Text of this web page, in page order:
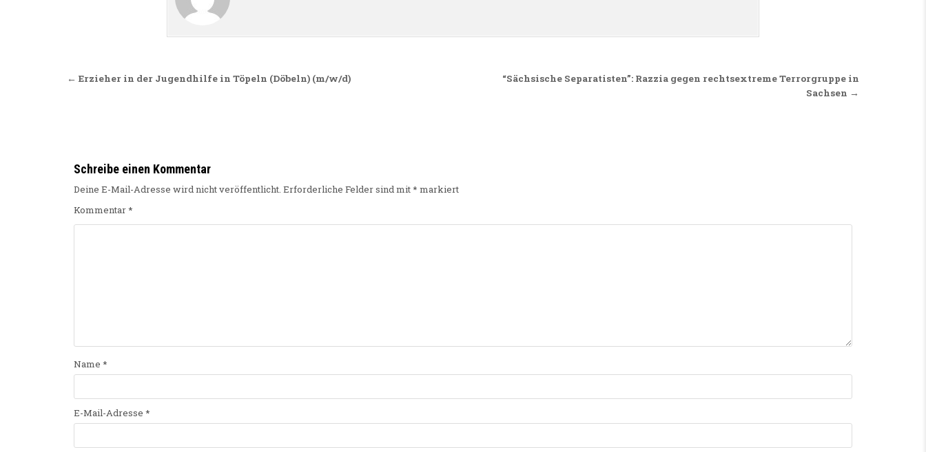
Beitragsnavigation
“Sächsische Separatisten”: Razzia gegen rechtsextreme Terrorgruppe in
Sachsen →
← Erzieher in der Jugendhilfe in Töpeln (Döbeln) (m/w/d)
Schreibe einen Kommentar
Deine E-Mail-Adresse wird nicht veröffentlicht. Erforderliche Felder sind mit* markiert
Kommentar*
Name *
E-Mail-Adresse *